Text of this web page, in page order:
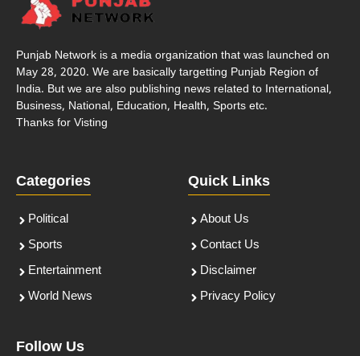
Punjab Network is a media organization that was launched on
May 28, 2020. We are basically targetting Punjab Region of
India. But we are also publishing news related to International,
Business, National, Education, Health, Sports etc.
Thanks for Visting
Categories
Political
Sports
Entertainment
World News
Quick Links
About Us
Contact Us
Disclaimer
Privacy Policy
Follow Us